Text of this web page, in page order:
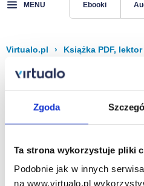
Zgoda
Ta strona wykorzystuje pliki
Podobnie jak w innych
na www.virtualo.pl
MENU Ebooki
Virtualo.pl › Książka PDF,
Filtruj